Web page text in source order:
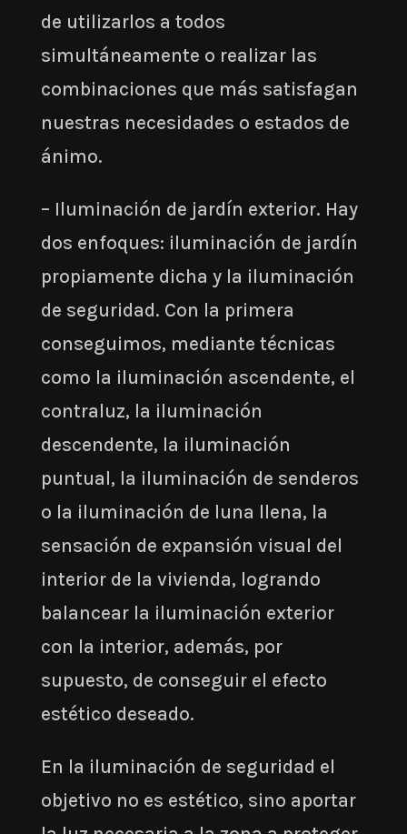
de utilizarlos a todos
simultáneamente o realizar las
combinaciones que más satisfagan
nuestras necesidades o estados de
ánimo.
– Iluminación de jardín exterior. Hay
dos enfoques: iluminación de jardín
propiamente dicha y la iluminación
de seguridad. Con la primera
conseguimos, mediante técnicas
como la iluminación ascendente, el
contraluz, la iluminación
descendente, la iluminación
puntual, la iluminación de senderos
o la iluminación de luna llena, la
sensación de expansión visual del
interior de la vivienda, logrando
balancear la iluminación exterior
con la interior, además, por
supuesto, de conseguir el efecto
estético deseado.
En la iluminación de seguridad el
objetivo no es estético, sino aportar